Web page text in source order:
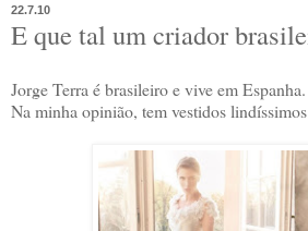
22.7.10
E que tal um criador
Jorge Terra é brasileiro e vive em Espanha.
Na minha opinião, tem vestidos